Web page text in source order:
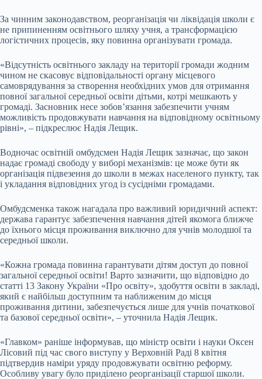
За чинним законодавством, реорганізація чи ліквідація школи є
не припиненням освітнього шляху учня, а трансформацією
логістичних процесів, яку повинна організувати громада.
«Відсутність освітнього закладу на території громади жодним
чином не скасовує відповідальності органу місцевого
самоврядування за створення необхідних умов для отримання
повної загальної середньої освіти дітьми, котрі мешкають у
громаді. Засновник несе зобов’язання забезпечити учням
можливість продовжувати навчання на відповідному освітньому
рівні», – підкреслює Надія Лещик.
Водночас освітній омбудсмен Надія Лещик зазначає, що закон
надає громаді свободу у виборі механізмів: це може бути як
організація підвезення до школи в межах населеного пункту, так
і укладання відповідних угод із сусідніми громадами.
Омбудсменка також нагадала про важливий юридичний аспект:
держава гарантує забезпечення навчання дітей якомога ближче
до їхнього місця проживання виключно для учнів молодшої та
середньої школи.
«Кожна громада повинна гарантувати дітям доступ до повної
загальної середньої освіти! Варто зазначити, що відповідно до
статті 13 Закону України «Про освіту», здобуття освіти в закладі,
який є найбільш доступним та наближеним до місця
проживання дитини, забезпечується лише для учнів початкової
та базової середньої освіти», – уточнила Надія Лещик.
«Главком» раніше інформував, що міністр освіти і науки Оксен
Лісовий під час свого виступу у Верховній Раді 8 квітня
підтвердив наміри уряду продовжувати освітню реформу.
Особливу увагу було приділено реорганізації старшої школи.